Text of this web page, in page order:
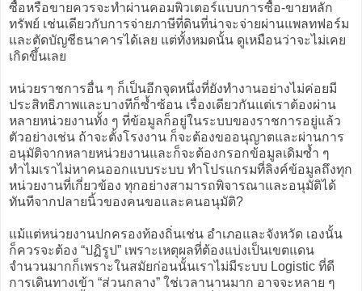
ซื้อหรือขายควรจะทำผ่านคอมพิวเตอร์แบบการซื้อ-ขายหลัก
ทรัพย์ เช่นเดียวกับการจ่ายภาษีที่ดินที่น่าจะจ่ายผ่านแพลทฟอร์ม
และตัดบัญชีธนาคารได้เลย แต่ทั้งหมดนั้น ดูเหมือนว่าจะไม่เคย
เกิดขึ้นเลย
หน่วยราชการอื่น ๆ ก็เป็นอีกจุดหนึ่งที่ยังทำงานอย่างไม่ค่อยมี
ประสิทธิภาพและบางทีก็ซ้ำซ้อน เรื่องเดียวกันแต่เราต้องผ่าน
หลายหน่วยงานทั้ง ๆ ที่ข้อมูลก็อยู่ในระบบของราชการอยู่แล้ว
ตัวอย่างเช่น ถ้าจะตั้งโรงงาน ก็จะต้องขออนุญาตและผ่านการ
อนุมัติจากหลายหน่วยงานและก็จะต้องกรอกข้อมูลเดิมซ้ำ ๆ
ทำไมเราไม่หาคนออกแบบระบบ ทำโปรแกรมที่ลิงค์ข้อมูลถึงทุก
หน่วยงานที่เกี่ยวข้อง ทุกอย่างสามารถพิจารณาและอนุมัติได้
ทันทีจากปลายนิ้วของคนขอและคนอนุมัติ?
แม้แต่หน่วยงานปกครองท้องถิ่นเช่น อำเภอและจังหวัด เองนั้น
ก็ควรจะต้อง “ปฏิรูป” เพราะเหตุผลที่ต้องแบ่งเป็นเขตแดน
จำนวนมากก็เพราะในสมัยก่อนนั้นเราไม่มีระบบ Logistic ที่ดี
การเดินทางเข้า “ส่วนกลาง” ใช่เวลานานมาก อาจจะหลาย ๆ